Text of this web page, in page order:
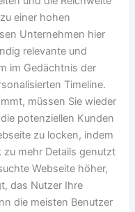
einer hohen
Unternehmen hier
relevante und
im Gedächtnis der
Timeline.
müssen Sie wieder
potenziellen Kunden
zu locken, indem
zu mehr Details genutzt
Webseite höher,
das Nutzer Ihre
die meisten Benutzer